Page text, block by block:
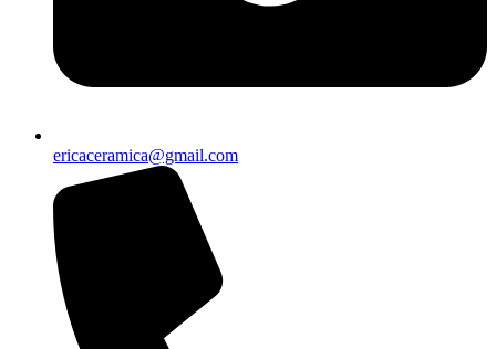
ericaceramica@gmail.com